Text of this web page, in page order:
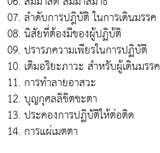
07. ลำดับการปฎิบัติ ในการเดินมรรค
08. นิสัยที่ต้องมีของผู้ปฏิบ้ติ
09. ปรารภความเพียรในการปฏิบัติ
10. เติมอริยะภาวะ สำหรับผู้เดินมรรค
11. การทำลายอาสวะ
12. บุญกุศลลิขิตชะตา
13. ประคองการปฏิบัติให้ต่อติด
14. การแผ่เมตตา